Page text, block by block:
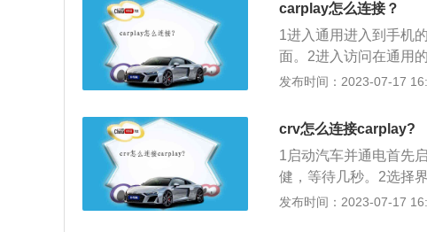
carplay怎么连接？
1进入通用进入到手机
面。2进入访问在通用
制选项，点击进入。3
连接，这样即可正常使
发布时间：2023-07-17
crv怎么连接carplay?
1启动汽车并通电首先
健，等待几秒。2选择
界面，选择
发布时间：2023-07-17